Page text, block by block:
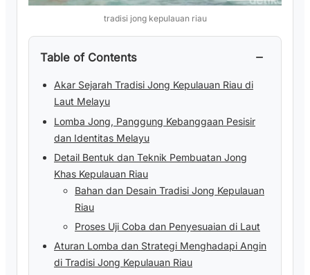
tradisi jong kepulauan riau
Table of Contents −
Akar Sejarah Tradisi Jong Kepulauan Riau di
Laut Melayu
Lomba Jong, Panggung Kebanggaan Pesisir
dan Identitas Melayu
Detail Bentuk dan Teknik Pembuatan Jong
Khas Kepulauan Riau
Bahan dan Desain Tradisi Jong Kepulauan
Riau
Proses Uji Coba dan Penyesuaian di Laut
Aturan Lomba dan Strategi Menghadapi Angin
di Tradisi Jong Kepulauan Riau